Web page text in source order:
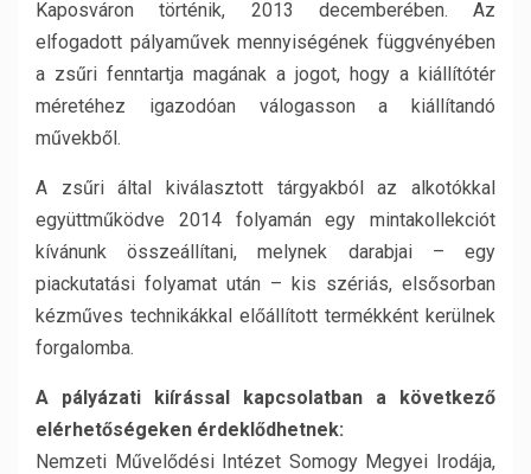
Kaposváron történik, 2013 decemberében. Az
elfogadott pályaművek mennyiségének függvényében
a zsűri fenntartja magának a jogot, hogy a kiállítótér
méretéhez igazodóan válogasson a kiállítandó
művekből.
A zsűri által kiválasztott tárgyakból az alkotókkal
együttműködve 2014 folyamán egy mintakollekciót
kívánunk összeállítani, melynek darabjai – egy
piackutatási folyamat után – kis szériás, elsősorban
kézműves technikákkal előállított termékként kerülnek
forgalomba.
A pályázati kiírással kapcsolatban a következő
elérhetőségeken érdeklődhetnek:
Nemzeti Művelődési Intézet Somogy Megyei Irodája,